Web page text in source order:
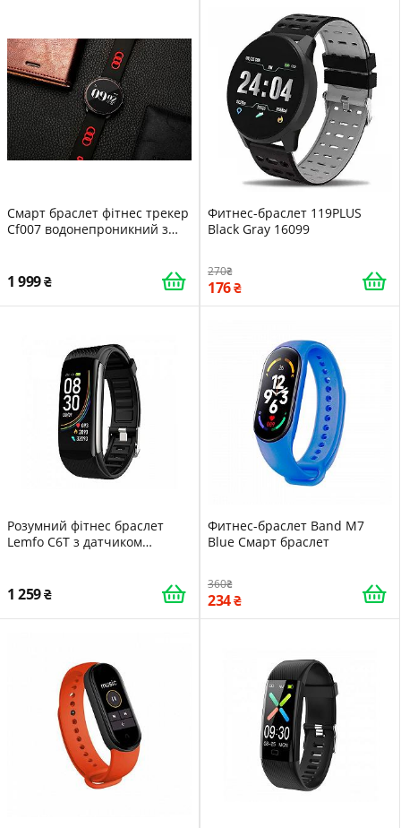
Смарт браслет фітнес трекер
Cf007 водонепроникний з
1 999
Фитнес-браслет 119PLUS
Black Gray 16099
270
176
Розумний фітнес браслет
Lemfo C6T з датчиком
1 259
Фитнес-браслет Band M7
Blue Смарт браслет
360
234